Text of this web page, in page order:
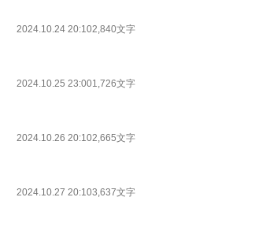
2024.10.24 20:102,840文字
2024.10.25 23:001,726文字
2024.10.26 20:102,665文字
2024.10.27 20:103,637文字